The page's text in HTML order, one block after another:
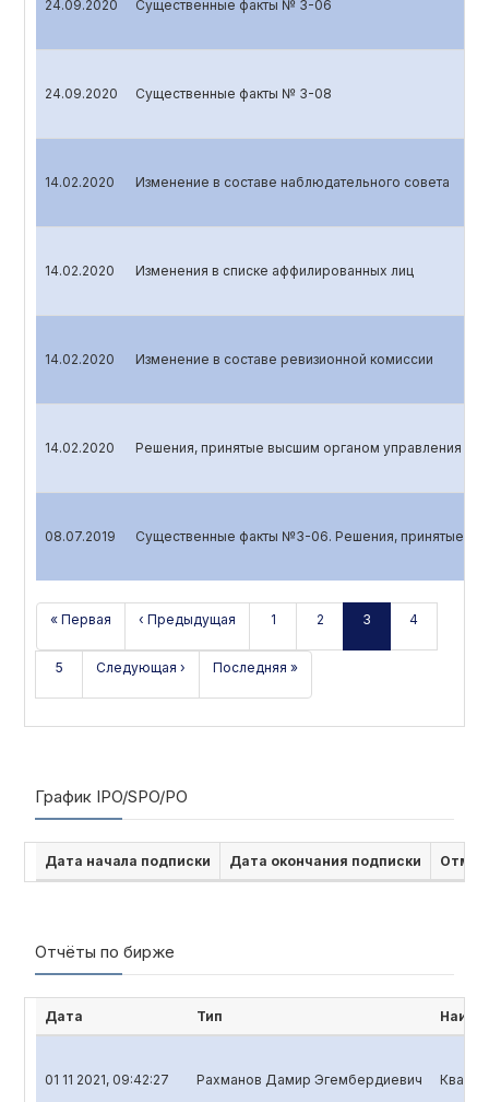
24.09.2020 Существенные факты № 3-06
24.09.2020 Существенные факты № 3-08
14.02.2020 Изменение в составе наблюдательного совета
14.02.2020 Изменения в списке аффилированных лиц
14.02.2020 Изменение в составе ревизионной комиссии
14.02.2020 Решения, принятые высшим органом управления
08.07.2019 Существенные факты №3-06. Решения, принятые
« Первая ‹ Предыдущая 1 2 3 4
5 Следующая › Последняя »
График IPO/SPO/PO
Дата начала подписки Дата окончания подписки
Отчёты по бирже
Дата Тип
01 11 2021, 09:42:27 Рахманов Дамир Эгембердиевич